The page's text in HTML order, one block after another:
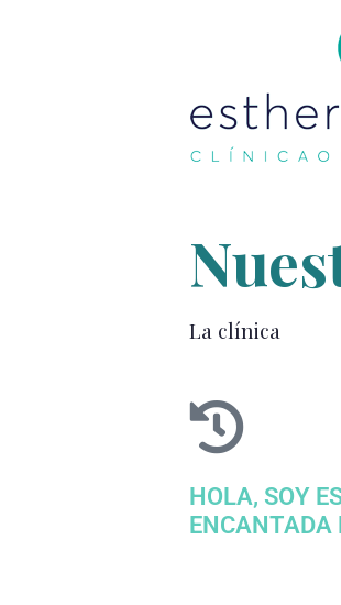
La clínica
HOLA, SOY
ENCANTADA